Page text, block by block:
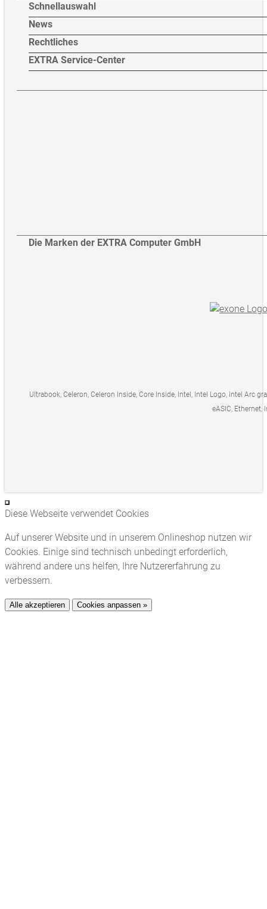
Schnellauswahl
News
Rechtliches
EXTRA Service-Center
Die Marken der EXTRA Computer GmbH
Ultrabook, Celeron, Celeron Inside, Core Inside, Intel, Intel Logo, Intel Arc
eASIC, Ethernet,
Diese Webseite verwendet Cookies
Auf unserer Website und in unserem Onlineshop nutzen wir
Cookies. Einige sind technisch unbedingt erforderlich,
während andere uns helfen, Ihre Nutzererfahrung zu
verbessern.
Alle akzeptieren Cookies anpassen »